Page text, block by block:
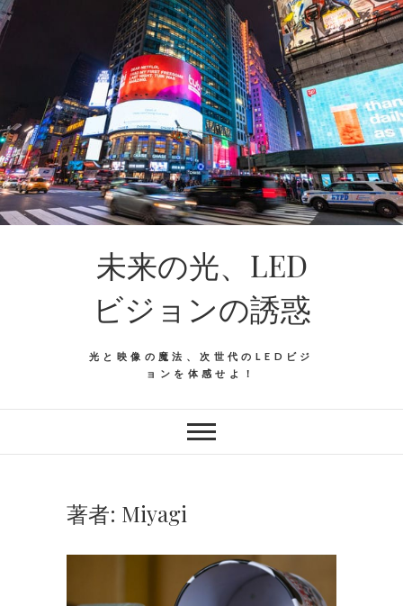
未来の光、LED
ビジョンの誘惑
光と映像の魔法、次世代のLEDビジ
ョンを体感せよ！
著者: Miyagi